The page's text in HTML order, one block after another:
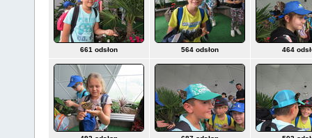
661 odsłon 564 odsłon 464